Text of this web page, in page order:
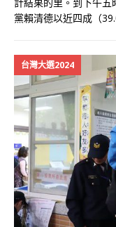
黨賴清德以近四成（
台灣大選2024